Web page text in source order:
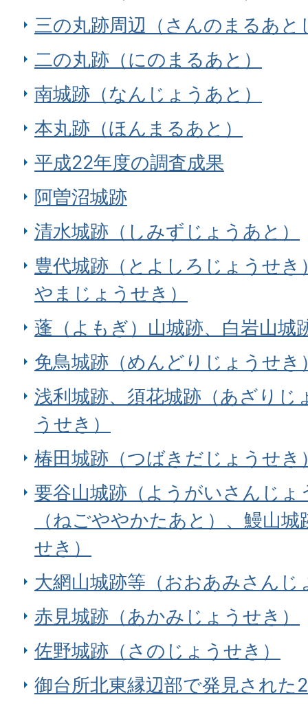
三の丸跡周辺（さんのまるあと
二の丸跡（にのまるあと）
南城跡（なんじょうあと）
本丸跡（ほんまるあと）
平成22年度の調査成果
阿曽沼城跡
清水城跡（しみずじょうあと）
豊代城跡（とよしろじょうせき
やまじょうせき）
蓬（よもぎ）山城跡、白岩山城
免鳥城跡（めんどりじょうせき
浅利城跡、須花城跡（あざり
うせき）
椿田城跡（つばきだじょうせき
要谷山城跡（ようがいさんじょ
（ねごややかたあと）、鰻山
せき）
大網山城跡等（おおあみさんじ
赤見城跡（あかみじょうせき）
佐野城跡（さのじょうせき）
御台所北東縁辺部で発見された